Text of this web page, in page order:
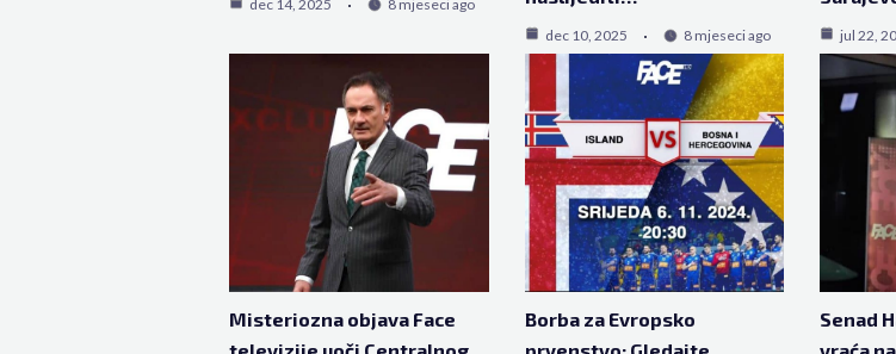
dec 14, 2025 8 mjeseci ago
dec 10, 2025 8 mjeseci ago jul 22,
Misteriozna objava Face
Borba za Evropsko
Senad